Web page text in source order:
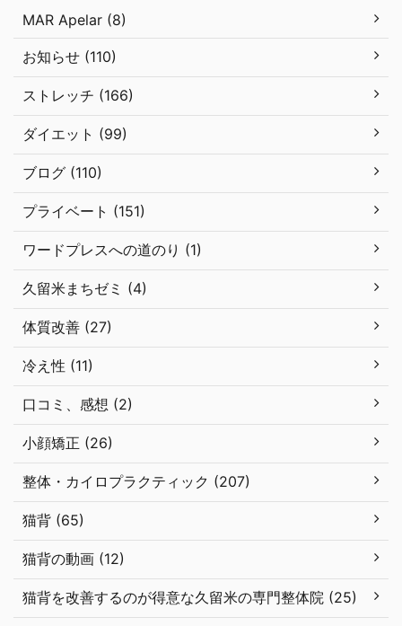
MAR Apelar (8)
お知らせ (110)
ストレッチ (166)
ダイエット (99)
ブログ (110)
プライベート (151)
ワードプレスへの道のり (1)
久留米まちゼミ (4)
体質改善 (27)
冷え性 (11)
口コミ、感想 (2)
小顔矯正 (26)
整体・カイロプラクティック (207)
猫背 (65)
猫背の動画 (12)
猫背を改善するのが得意な久留米の専門整体院 (25)